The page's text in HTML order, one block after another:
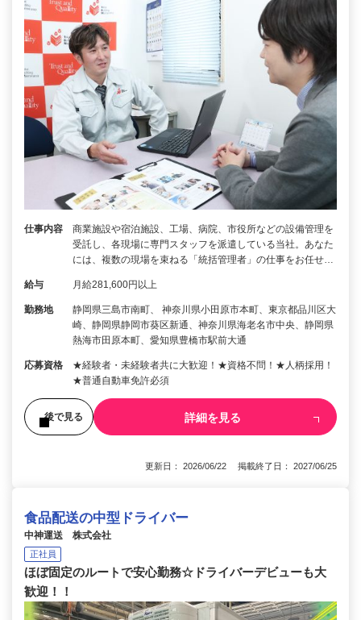
仕事内容
商業施設や宿泊施設、工場、病院、市役所などの設備管理を
受託し、各現場に専門スタッフを派遣している当社。あなた
には、複数の現場を束ねる「統括管理者」の仕事をお任せ…
給与 月給281,600円以上
勤務地
静岡県三島市南町、 神奈川県小田原市本町、東京都品川区大
崎、静岡県静岡市葵区新通、神奈川県海老名市中央、静岡県
熱海市田原本町、愛知県豊橋市駅前大通
応募資格
★経験者・未経験者共に大歓迎！★資格不問！★人柄採用！
★普通自動車免許必須
後で見る 詳細を見る
更新日： 2026/06/22 掲載終了日： 2027/06/25
食品配送の中型ドライバー
中神運送 株式会社
正社員
ほぼ固定のルートで安心勤務☆ドライバーデビューも大
歓迎！！